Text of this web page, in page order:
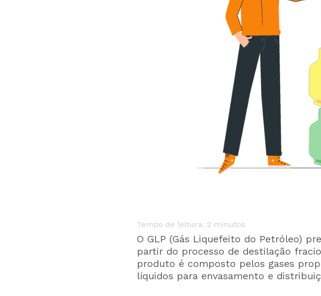
Tempo de leitura: 2 minutos
O GLP (Gás Liquefeito do Petróleo)
partir do processo de destilação
produto é composto pelos gases
líquidos para envasamento e